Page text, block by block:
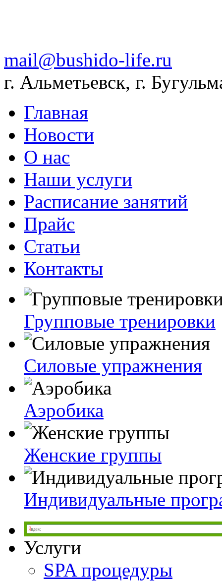
mail@bushido-life.ru
г. Альметьевск, г.
Главная
Новости
О нас
Наши услуги
Расписание занятий
Прайс
Статьи
Контакты
Групповые тренировки
Силовые упражнения
Аэробика
Женские группы
Индивидуальные
Услуги
SPA процедуры